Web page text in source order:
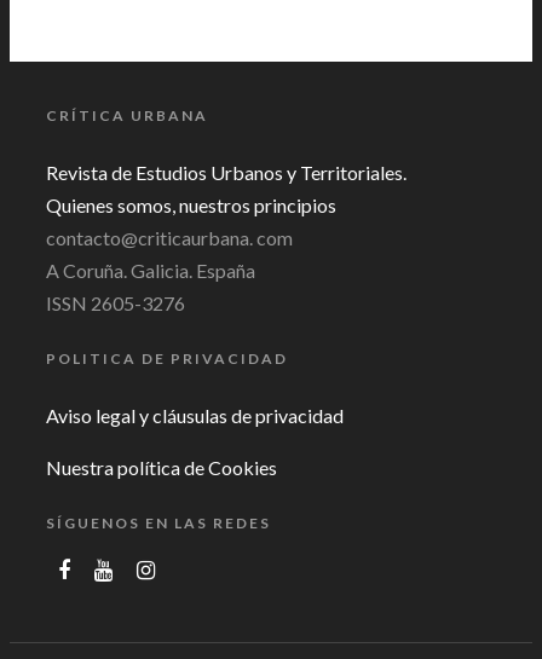
CRÍTICA URBANA
Revista de Estudios Urbanos y Territoriales.
Quienes somos, nuestros principios
contacto@criticaurbana. com
A Coruña. Galicia. España
ISSN 2605-3276
POLITICA DE PRIVACIDAD
Aviso legal y cláusulas de privacidad
Nuestra política de Cookies
SÍGUENOS EN LAS REDES